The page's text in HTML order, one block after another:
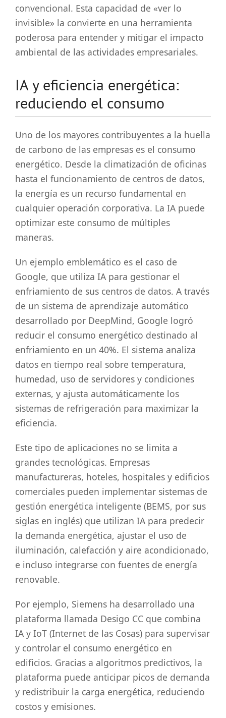
convencional. Esta capacidad de «ver lo
invisible» la convierte en una herramienta
poderosa para entender y mitigar el impacto
ambiental de las actividades empresariales.
IA y eficiencia energética:
reduciendo el consumo
Uno de los mayores contribuyentes a la huella
de carbono de las empresas es el consumo
energético. Desde la climatización de oficinas
hasta el funcionamiento de centros de datos,
la energía es un recurso fundamental en
cualquier operación corporativa. La IA puede
optimizar este consumo de múltiples
maneras.
Un ejemplo emblemático es el caso de
Google, que utiliza IA para gestionar el
enfriamiento de sus centros de datos. A través
de un sistema de aprendizaje automático
desarrollado por DeepMind, Google logró
reducir el consumo energético destinado al
enfriamiento en un 40%. El sistema analiza
datos en tiempo real sobre temperatura,
humedad, uso de servidores y condiciones
externas, y ajusta automáticamente los
sistemas de refrigeración para maximizar la
eficiencia.
Este tipo de aplicaciones no se limita a
grandes tecnológicas. Empresas
manufactureras, hoteles, hospitales y edificios
comerciales pueden implementar sistemas de
gestión energética inteligente (BEMS, por sus
siglas en inglés) que utilizan IA para predecir
la demanda energética, ajustar el uso de
iluminación, calefacción y aire acondicionado,
e incluso integrarse con fuentes de energía
renovable.
Por ejemplo, Siemens ha desarrollado una
plataforma llamada Desigo CC que combina
IA y IoT (Internet de las Cosas) para supervisar
y controlar el consumo energético en
edificios. Gracias a algoritmos predictivos, la
plataforma puede anticipar picos de demanda
y redistribuir la carga energética, reduciendo
costos y emisiones.